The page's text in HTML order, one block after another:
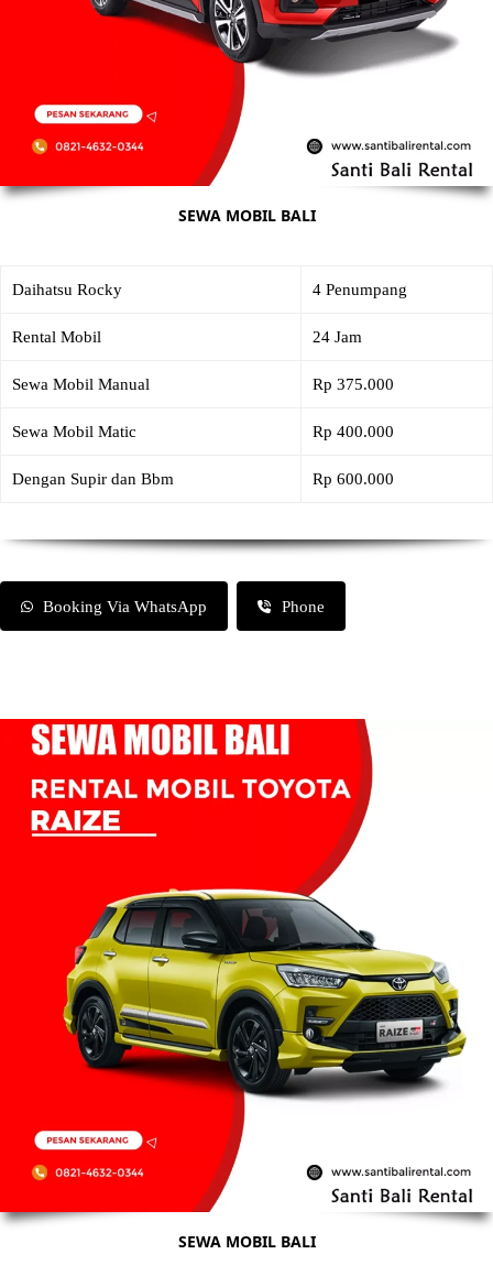
SEWA MOBIL BALI
Daihatsu Rocky 4 Penumpang
Rental Mobil 24 Jam
Sewa Mobil Manual Rp 375.000
Sewa Mobil Matic Rp 400.000
Dengan Supir dan Bbm Rp 600.000
Booking Via WhatsApp Phone
SEWA MOBIL BALI